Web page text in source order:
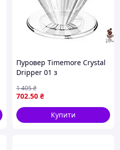
Пуровер Timemore Crystal
Dripper 01 з
ідеальної кави
702.50 ₴
1 405₴
Купити